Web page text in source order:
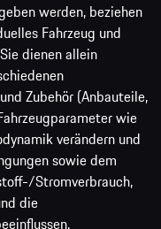
werden, beziehen
Fahrzeug und
dienen allein
Zubehör (Anbauteile,
wie
verändern und
sowie dem
Stromverbrauch,
die